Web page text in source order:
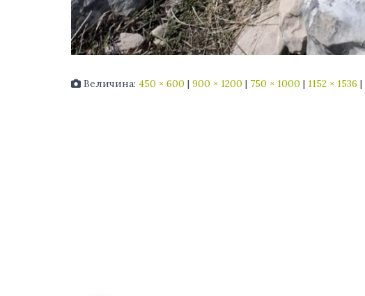
Величина: 450 × 600 | 900 × 1200 | 750 × 1000 | 1152 × 1536 |